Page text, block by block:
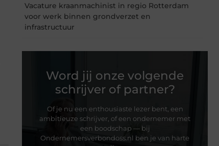
Vacature kraanmachinist in regio Rotterdam
voor werk binnen grondverzet en
infrastructuur
Word jij onze volgende
schrijver of partner?
Of je nu een enthousiaste lezer bent, een
ambitieuze schrijver, of een ondernemer met
een boodschap — bij
Ondernemersverbondoss.nl ben je van harte